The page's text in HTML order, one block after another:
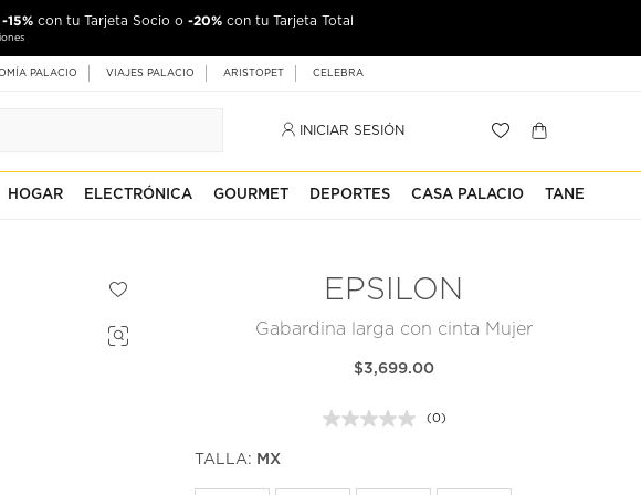
-15% con tu Tarjeta Socio o -20% con tu Tarjeta Total
PALACIO VIAJES PALACIO ARISTOPET CELEBRA
INICIAR SESIÓN
HOGAR ELECTRÓNICA GOURMET DEPORTES CASA PALACIO TANE
EPSILON
Gabardina larga con cinta Mujer
$3,699.00
Sin
(0)
TALLA: MX